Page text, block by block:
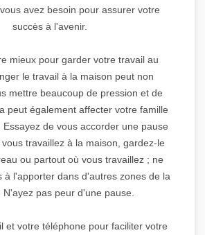
avez besoin pour assurer votre
succès à l'avenir.
mieux pour garder votre travail au
le travail à la maison peut non
mettre beaucoup de pression et de
peut également affecter votre famille
de vous accorder une pause
travaillez à la maison, gardez-le
ou partout où vous travaillez ; ne
à l'apporter dans d'autres zones de la
N'ayez pas peur d'une pause.
et votre téléphone pour faciliter votre